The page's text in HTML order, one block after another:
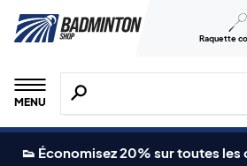
Raquette
MENU
Recherche de produits, de
👟 Économisez 20% sur toutes les